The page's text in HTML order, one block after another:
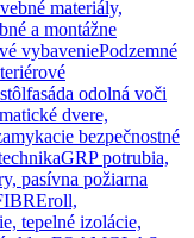
materiály,
a montážne
vybaveniePodzemné
fasáda odolná voči
dvere,
bezpečnostné
GRP potrubia,
pasívna požiarna
tepelné izolácie,